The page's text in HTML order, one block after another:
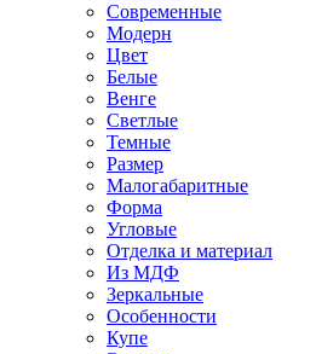
Современные
Модерн
Цвет
Белые
Венге
Светлые
Темные
Размер
Малогабаритные
Форма
Угловые
Отделка и материал
Из МДФ
Зеркальные
Особенности
Купе